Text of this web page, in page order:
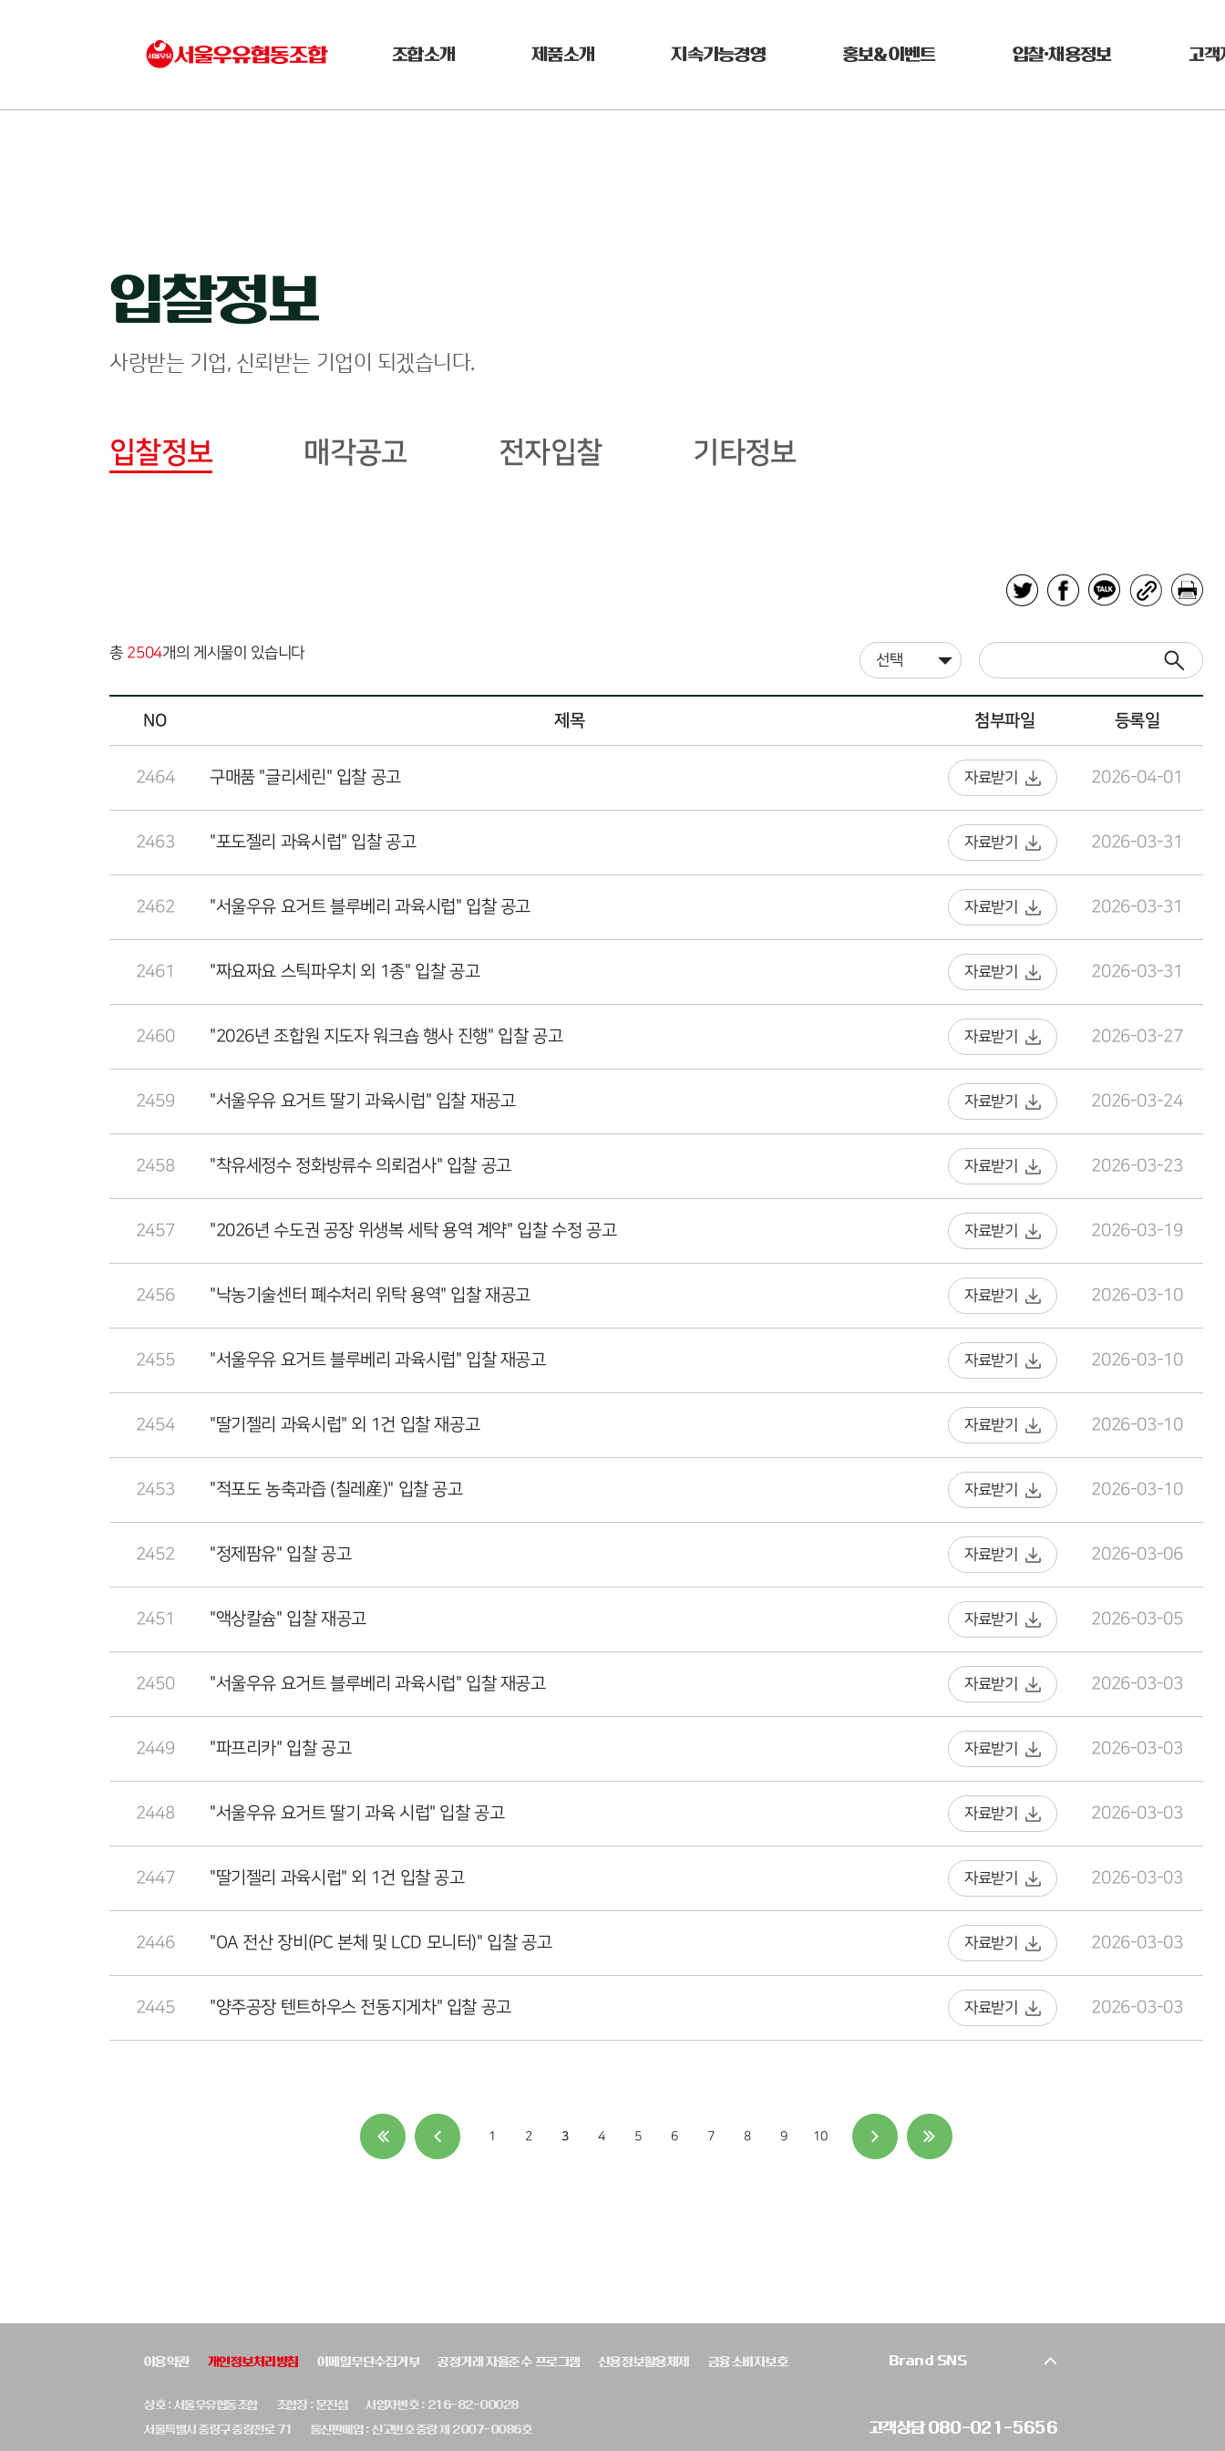
조합소개 제품소개 지속가능경영 홍보&이벤트 입찰•채용정보 고객
입찰정보
사랑받는 기업, 신뢰받는 기업이 되겠습니다.
입찰정보 매각공고 전자입찰 기타정보
총 2504개의 게시물이 있습니다
NO 제목 첨부파일 등록일
2464 구매품 "글리세린" 입찰 공고 자료받기 2026-04-01
2463 "포도젤리 과육시럽" 입찰 공고 자료받기 2026-03-31
2462 "서울우유 요거트 블루베리 과육시럽" 입찰 공고 자료받기 2026-03-31
2461 "짜요짜요 스틱파우치 외 1종" 입찰 공고 자료받기 2026-03-31
2460 "2026년 조합원 지도자 워크숍 행사 진행" 입찰 공고 자료받기 2026-03-27
2459 "서울우유 요거트 딸기 과육시럽" 입찰 재공고 자료받기 2026-03-24
2458 "착유세정수 정화방류수 의뢰검사" 입찰 공고 자료받기 2026-03-23
2457 "2026년 수도권 공장 위생복 세탁 용역 계약" 입찰 수정 공고 자료받기 2026-03-19
2456 "낙농기술센터 폐수처리 위탁 용역" 입찰 재공고 자료받기 2026-03-10
2455 "서울우유 요거트 블루베리 과육시럽" 입찰 재공고 자료받기 2026-03-10
2454 "딸기젤리 과육시럽" 외 1건 입찰 재공고 자료받기 2026-03-10
2453 "적포도 농축과즙 (칠레産)" 입찰 공고 자료받기 2026-03-10
2452 "정제팜유" 입찰 공고 자료받기 2026-03-06
2451 "액상칼슘" 입찰 재공고 자료받기 2026-03-05
2450 "서울우유 요거트 블루베리 과육시럽" 입찰 재공고 자료받기 2026-03-03
2449 "파프리카" 입찰 공고 자료받기 2026-03-03
2448 "서울우유 요거트 딸기 과육 시럽" 입찰 공고 자료받기 2026-03-03
2447 "딸기젤리 과육시럽" 외 1건 입찰 공고 자료받기 2026-03-03
2446 "OA 전산 장비(PC 본체 및 LCD 모니터)" 입찰 공고 자료받기 2026-03-03
2445 "양주공장 텐트하우스 전동지게차" 입찰 공고 자료받기 2026-03-03
1 2 3 4 5 6 7 8 9 10
이용약관 개인정보처리방침 이메일무단수집거부 공정거래 자율준수 프로그램 신용정보활용체제 금융소비자보호
상호 : 서울우유협동조합 조합장 : 문진섭
사업자변호 : 216-82-00028
서울특별시 중랑구 중랑천로 71
통신판매업 : 신고번호 중랑 제 2007-0086호 고객상담 080-021-5656